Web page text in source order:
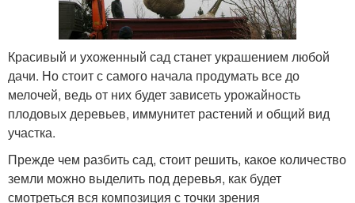
Красивый и ухоженный сад станет украшением любой
дачи. Но стоит с самого начала продумать все до
мелочей, ведь от них будет зависеть урожайность
плодовых деревьев, иммунитет растений и общий вид
участка.
Прежде чем разбить сад, стоит решить, какое количество
земли можно выделить под деревья, как будет
смотреться вся композиция с точки зрения